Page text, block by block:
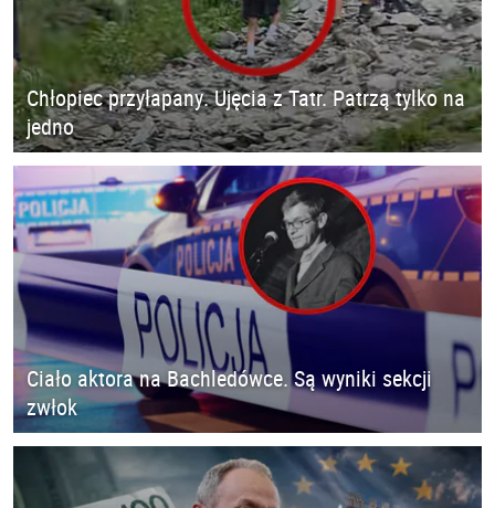
Chłopiec przyłapany. Ujęcia z Tatr. Patrzą tylko na
jedno
Ciało aktora na Bachledówce. Są wyniki sekcji
zwłok